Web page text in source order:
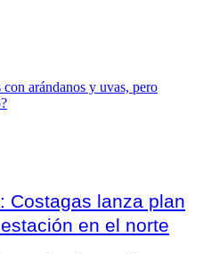
Costagas lanza plan
en el norte